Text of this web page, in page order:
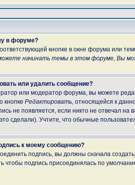
в форуме?
кнопке в окне форума или
начинать темы в этом форуме, Вы
или удалить сообщение?
или модератор форума, вы можете
кнопке Редактировать, относящейся к
не появляется, если никто не отвечал
сделали). Учтите, что обычные
к моему сообщению?
подпись, вы должны сначала
чтобы подпись присоединялась по